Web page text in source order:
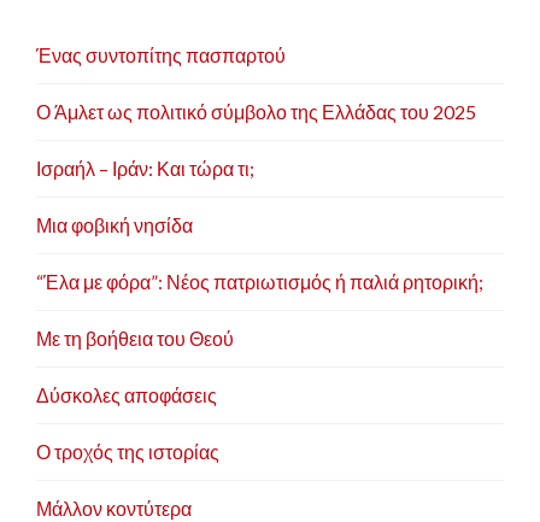
Ένας συντοπίτης πασπαρτού
Ο Άμλετ ως πολιτικό σύμβολο της Ελλάδας του 2025
Ισραήλ – Ιράν: Και τώρα τι;
Μια φοβική νησίδα
“Έλα με φόρα”: Νέος πατριωτισμός ή παλιά ρητορική;
Με τη βοήθεια του Θεού
Δύσκολες αποφάσεις
Ο τροχός της ιστορίας
Μάλλον κοντύτερα